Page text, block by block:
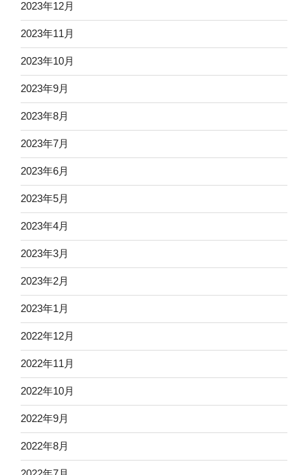
2023年12月
2023年11月
2023年10月
2023年9月
2023年8月
2023年7月
2023年6月
2023年5月
2023年4月
2023年3月
2023年2月
2023年1月
2022年12月
2022年11月
2022年10月
2022年9月
2022年8月